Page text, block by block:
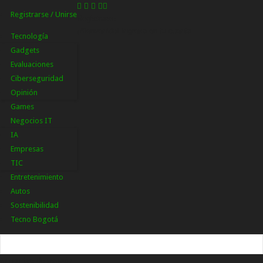
Registrarse / Unirse
Tecnología
Gadgets
Evaluaciones
Ciberseguridad
Opinión
Games
Negocios IT
IA
Empresas
TIC
Entretenimiento
Autos
Sostenibilidad
Tecno Bogotá